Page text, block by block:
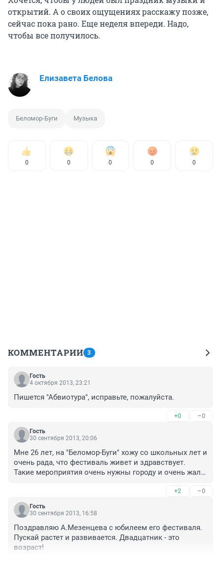
открытий. А о своих ощущениях расскажу позже,
сейчас пока рано. Еще неделя впереди. Надо,
чтобы все получилось.
Елизавета Белова
Беломор-Буги Музыка
0 0 0 0 0
КОММЕНТАРИИ 3
Гость
4 октября 2013, 23:21
Пишется "Абвиотура", исправьте, пожалуйста.
+0 –0
Гость
30 сентября 2013, 20:06
Мне 26 лет, на "Беломор-Буги" хожу со школьных лет и
очень рада, что фестиваль живет и здравствует.
Такие мероприятия очень нужны городу и очень жаль,
определенный бренд Архангельска, спасибо дяде
Саше и его команде! Билеты на эти выходные уже с
друзьями мы приобрели!
+2 –0
Гость
30 сентября 2013, 16:58
Поздравляю А.Мезенцева с юбилеем его фестиваля.
Пускай растет и развивается. Двадцатник - это
возраст!